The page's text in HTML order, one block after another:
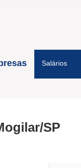
Salários
SP